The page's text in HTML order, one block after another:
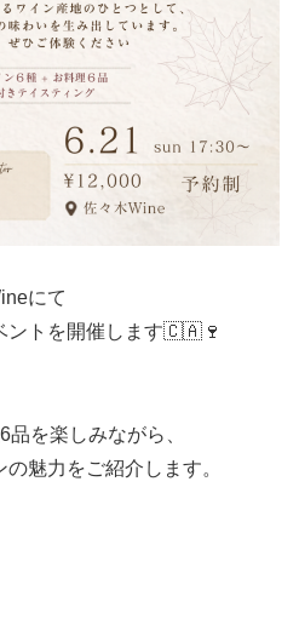
にて
ントを開催します🇨🇦🍷
を楽しみながら、
魅力をご紹介します。